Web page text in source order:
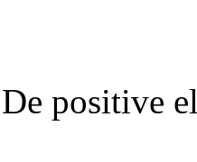
De positive